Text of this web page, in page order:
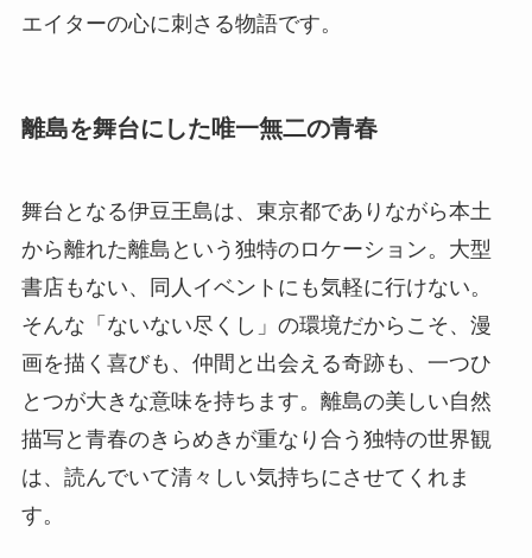
エイターの心に刺さる物語です。
離島を舞台にした唯一無二の青春
舞台となる伊豆王島は、東京都でありながら本土
から離れた離島という独特のロケーション。大型
書店もない、同人イベントにも気軽に行けない。
そんな「ないない尽くし」の環境だからこそ、漫
画を描く喜びも、仲間と出会える奇跡も、一つひ
とつが大きな意味を持ちます。離島の美しい自然
描写と青春のきらめきが重なり合う独特の世界観
は、読んでいて清々しい気持ちにさせてくれま
す。